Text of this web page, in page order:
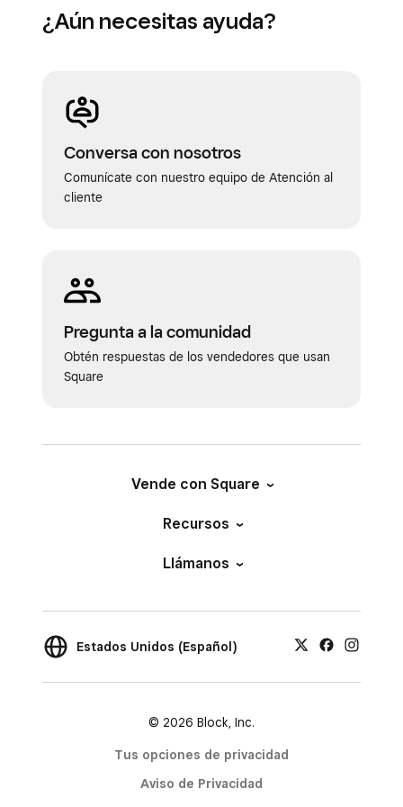
Nueva York
Oregón
Tennessee
Texas
¿Aún necesitas ayuda?
Conversa con nosotros
Comunícate con nuestro equipo de Atención al
cliente
Pregunta a la comunidad
Obtén respuestas de los vendedores que usan
Square
Vende con Square
Recursos
Llámanos
Estados Unidos (Español)
© 2026 Block, Inc.
Tus opciones de privacidad
Aviso de Privacidad